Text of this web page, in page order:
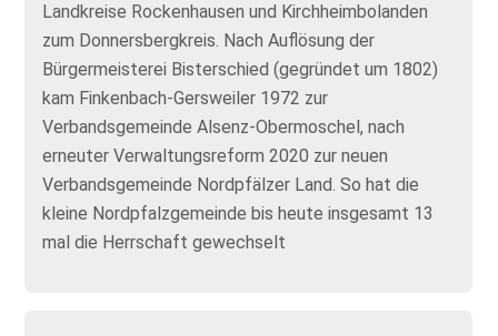
Landkreise Rockenhausen und Kirchheimbolanden
zum Donnersbergkreis. Nach Auflösung der
Bürgermeisterei Bisterschied (gegründet um 1802)
kam Finkenbach-Gersweiler 1972 zur
Verbandsgemeinde Alsenz-Obermoschel, nach
erneuter Verwaltungsreform 2020 zur neuen
Verbandsgemeinde Nordpfälzer Land. So hat die
kleine Nordpfalzgemeinde bis heute insgesamt 13
mal die Herrschaft gewechselt